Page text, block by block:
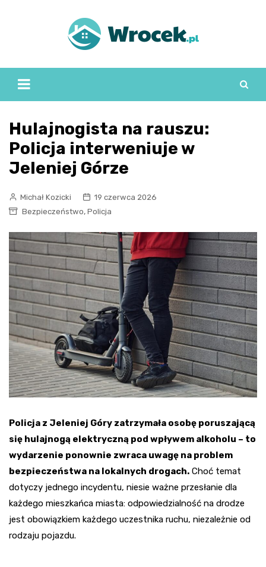
Hulajnogista na rauszu:
Policja interweniuje w
Jeleniej Górze
Michał Kozicki
19 czerwca 2026
Bezpieczeństwo, Policja
Policja z Jeleniej Góry zatrzymała osobę poruszającą
się hulajnogą elektryczną pod wpływem alkoholu – to
wydarzenie ponownie zwraca uwagę na problem
bezpieczeństwa na lokalnych drogach. Choć temat
dotyczy jednego incydentu, niesie ważne przesłanie dla
każdego mieszkańca miasta: odpowiedzialność na drodze
jest obowiązkiem każdego uczestnika ruchu, niezależnie od
rodzaju pojazdu.